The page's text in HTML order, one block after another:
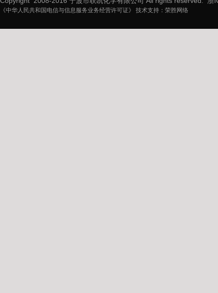
《中华人民共和国电信与信息服务业务经营许可证》 技术支持： 荣胜网络